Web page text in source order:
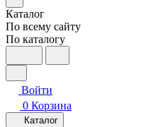
Каталог
По всему сайту
По каталогу
Войти
0 Корзина
Каталог